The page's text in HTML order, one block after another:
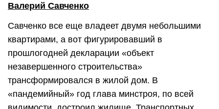
Валерий Савченко
Савченко все еще владеет двумя небольшими
квартирами, а вот фигурировавший в
прошлогодней декларации «объект
незавершенного строительства»
трансформировался в жилой дом. В
«пандемийный» год глава минстроя, по всей